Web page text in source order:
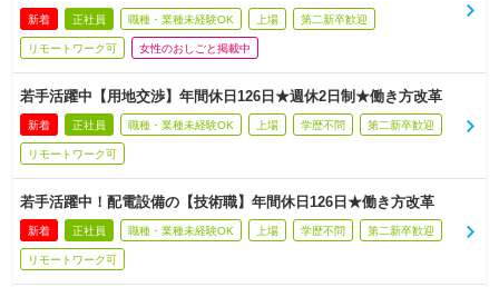
新着 正社員 職種・業種未経験OK 上場 第二新卒歓迎
リモートワーク可 女性のおしごと掲載中
若手活躍中【用地交渉】年間休日126日★週休2日制★働き方改革
新着 正社員 職種・業種未経験OK 上場 学歴不問 第二新卒歓迎
リモートワーク可
若手活躍中！配電設備の【技術職】年間休日126日★働き方改革
新着 正社員 職種・業種未経験OK 上場 学歴不問 第二新卒歓迎
リモートワーク可